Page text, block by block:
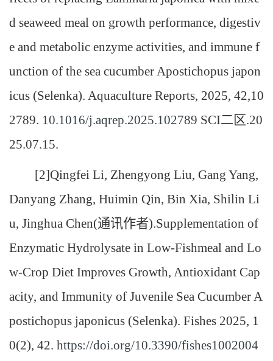
d seaweed meal on growth performance, digestiv
e and metabolic enzyme activities, and immune f
unction of the sea cucumber Apostichopus japon
icus (Selenka). Aquaculture Reports, 2025, 42,10
2789. 10.1016/j.aqrep.2025.102789 SCI二区.20
25.07.15.
[2]Qingfei Li, Zhengyong Liu, Gang Yang,
Danyang Zhang, Huimin Qin, Bin Xia, Shilin Li
u, Jinghua Chen(通讯作者).Supplementation of
Enzymatic Hydrolysate in Low-Fishmeal and Lo
w-Crop Diet Improves Growth, Antioxidant Cap
acity, and Immunity of Juvenile Sea Cucumber A
postichopus japonicus (Selenka). Fishes 2025, 1
0(2), 42. https://doi.org/10.3390/fishes1002004